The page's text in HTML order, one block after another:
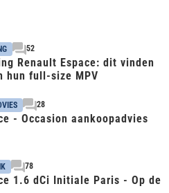
52
Renault Espace: dit vinden
hun full-size MPV
28
- Occasion aankoopadvies
78
1.6 dCi Initiale Paris - Op de